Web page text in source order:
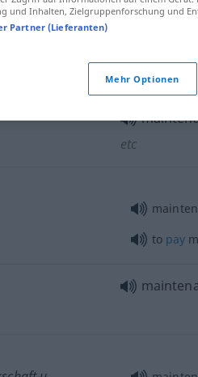
etc
to pay
und Inhalten, Zielgruppenforschung und
Partner (Lieferanten)
Mehr Optionen